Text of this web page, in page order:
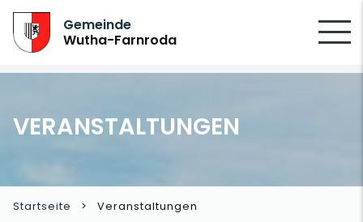
Gemeinde
Wutha-Farnroda
VERANSTALTUNGEN
Startseite Veranstaltungen